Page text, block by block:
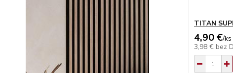
TITAN
4,90 €/ks
3,98 € bez